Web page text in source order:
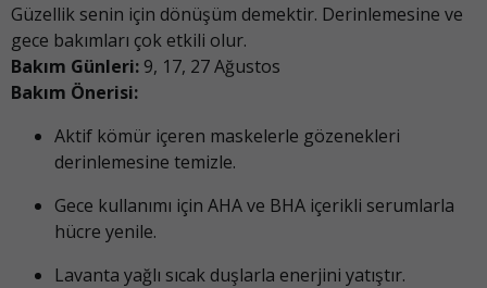
Güzellik senin için dönüşüm demektir. Derinlemesine ve
gece bakımları çok etkili olur.
Bakım Günleri: 9, 17, 27 Ağustos
Bakım Önerisi:
Aktif kömür içeren maskelerle gözenekleri
derinlemesine temizle.
Gece kullanımı için AHA ve BHA içerikli serumlarla
hücre yenile.
Lavanta yağlı sıcak duşlarla enerjini yatıştır.